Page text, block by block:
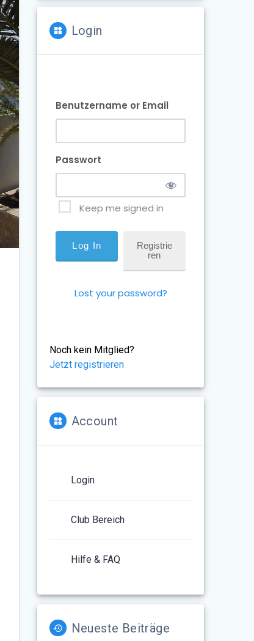
Login
Benutzername or Email
Passwort
Keep me signed in
Registrie
Ren
Lost your password?
Noch kein Mitglied?
Jetzt registrieren
Account
Login
Club Bereich
Hilfe & FAQ
Neueste Beiträge